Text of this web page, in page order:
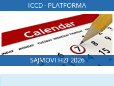
ICCD - PLATFORMA
SAJMOVI HZI 2026